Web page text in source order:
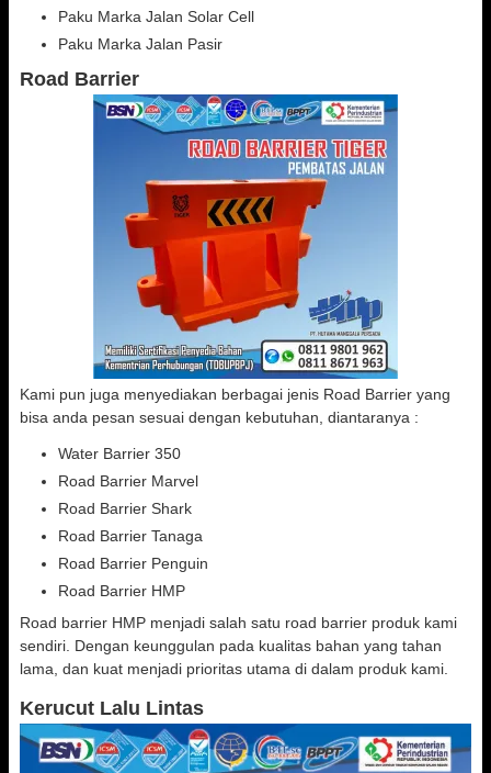
Paku Marka Jalan Solar Cell
Paku Marka Jalan Pasir
Road Barrier
Kami pun juga menyediakan berbagai jenis Road Barrier yang
bisa anda pesan sesuai dengan kebutuhan, diantaranya :
Water Barrier 350
Road Barrier Marvel
Road Barrier Shark
Road Barrier Tanaga
Road Barrier Penguin
Road Barrier HMP
Road barrier HMP menjadi salah satu road barrier produk kami
sendiri. Dengan keunggulan pada kualitas bahan yang tahan
lama, dan kuat menjadi prioritas utama di dalam produk kami.
Kerucut Lalu Lintas